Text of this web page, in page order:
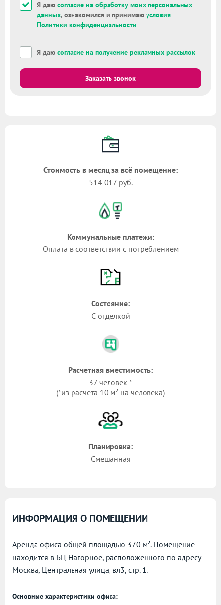
Я даю согласие на обработку моих персональных
данных, ознакомился и принимаю условия
Политики конфиденциальности
Я даю согласие на получение рекламных рассылок
Заказать звонок
Стоимость в месяц за всё помещение:
514 017 руб.
Коммунальные платежи:
Оплата в соответствии с потреблением
Состояние:
С отделкой
Расчетная вместимость:
37 человек *
(*из расчета 10 м² на человека)
Планировка:
Смешанная
ИНФОРМАЦИЯ О ПОМЕЩЕНИИ
Аренда офиса общей площадью 370 м². Помещение
находится в БЦ Нагорное, расположенного по адресу
Москва, Центральная улица, вл3, стр. 1.
Основные характеристики офиса: